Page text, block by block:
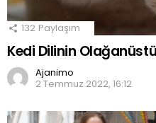
132 Paylaşım
Kedi Dilinin
Ajanimo
2 Temmuz 2022, 16:12